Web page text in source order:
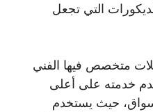
التي تجعل
متخصص فيها الفني
خدمته على أعلى
حيث يستخدم